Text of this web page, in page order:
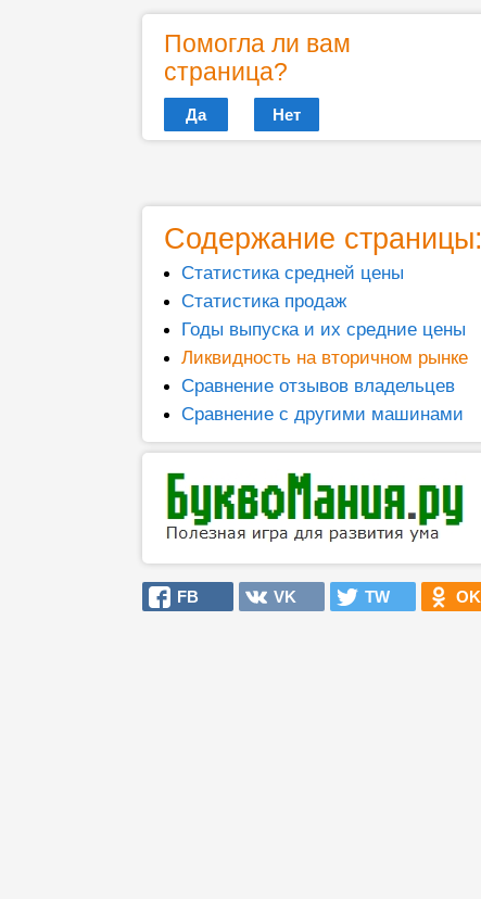
Помогла ли вам
страница?
Да Нет
Содержание страницы:
Статистика средней цены
Статистика продаж
Годы выпуска и их средние цены
Ликвидность на вторичном рынке
Сравнение отзывов владельцев
Сравнение с другими машинами
FB VK TW OK